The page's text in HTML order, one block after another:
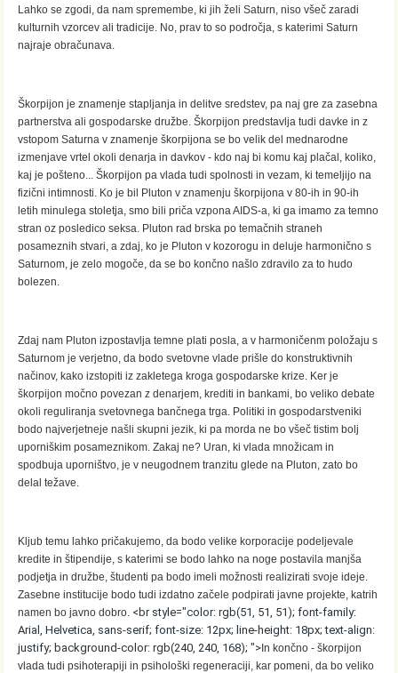
Lahko se zgodi, da nam spremembe, ki jih želi Saturn, niso všeč zaradi
kulturnih vzorcev ali tradicije. No, prav to so področja, s katerimi Saturn
najraje obračunava.
Škorpijon je znamenje stapljanja in delitve sredstev, pa naj gre za zasebna
partnerstva ali gospodarske družbe. Škorpijon predstavlja tudi davke in z
vstopom Saturna v znamenje škorpijona se bo velik del mednarodne
izmenjave vrtel okoli denarja in davkov - kdo naj bi komu kaj plačal, koliko,
kaj je pošteno... Škorpijon pa vlada tudi spolnosti in vezam, ki temeljijo na
fizični intimnosti. Ko je bil Pluton v znamenju škorpijona v 80-ih in 90-ih
letih minulega stoletja, smo bili priča vzpona AIDS-a, ki ga imamo za temno
stran oz posledico seksa. Pluton rad brska po temačnih straneh
posameznih stvari, a zdaj, ko je Pluton v kozorogu in deluje harmonično s
Saturnom, je zelo mogoče, da se bo končno našlo zdravilo za to hudo
bolezen.
Zdaj nam Pluton izpostavlja temne plati posla, a v harmoničenm položaju s
Saturnom je verjetno, da bodo svetovne vlade prišle do konstruktivnih
načinov, kako izstopiti iz zakletega kroga gospodarske krize. Ker je
škorpijon močno povezan z denarjem, krediti in bankami, bo veliko debate
okoli reguliranja svetovnega bančnega trga. Politiki in gospodarstveniki
bodo najverjetneje našli skupni jezik, ki pa morda ne bo všeč tistim bolj
uporniškim posameznikom. Zakaj ne? Uran, ki vlada množicam in
spodbuja uporništvo, je v neugodnem tranzitu glede na Pluton, zato bo
delal težave.
Kljub temu lahko pričakujemo, da bodo velike korporacije podeljevale
kredite in štipendije, s katerimi se bodo lahko na noge postavila manjša
podjetja in družbe, študenti pa bodo imeli možnosti realizirati svoje ideje.
Zasebne institucije bodo tudi izdatno začele podpirati javne projekte, katrih
namen bo javno dobro. <br style="color: rgb(51, 51, 51); font-family:
Arial, Helvetica, sans-serif; font-size: 12px; line-height: 18px; text-align:
justify; background-color: rgb(240, 240, 168); ">In končno - škorpijon
vlada tudi psihoterapiji in psihološki regeneraciji, kar pomeni, da bo veliko